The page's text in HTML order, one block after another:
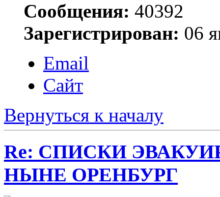
Сообщения: 40392
Зарегистрирован: 06
Email
Сайт
Вернуться к началу
Re: СПИСКИ
НЫНЕ ОРЕНБУРГ